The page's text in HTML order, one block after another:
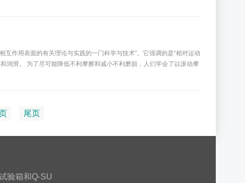
作用表面的有关理论与实践的一门科学与技术”。它强调的是“相对运动
润滑。 为了尽可能降低不利摩擦和减小不利磨损，人们学会了以滚动摩
尾页
验箱和Q-SU